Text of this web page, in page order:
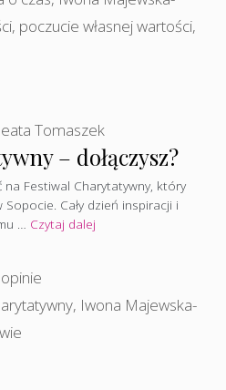
, poczucie własnej wartości,
– dołączysz?
Tomaszek
na Festiwal Charytatywny, który
Cały dzień inspiracji i
… Czytaj dalej
, Iwona Majewska-